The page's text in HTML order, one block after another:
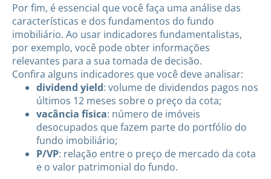
Por fim, é essencial que você faça uma análise das
características e dos fundamentos do fundo
imobiliário. Ao usar indicadores fundamentalistas,
por exemplo, você pode obter informações
relevantes para a sua tomada de decisão.
Confira alguns indicadores que você deve analisar:
dividend yield: volume de dividendos pagos nos
últimos 12 meses sobre o preço da cota;
vacância física: número de imóveis
desocupados que fazem parte do portfólio do
fundo imobiliário;
P/VP: relação entre o preço de mercado da cota
e o valor patrimonial do fundo.